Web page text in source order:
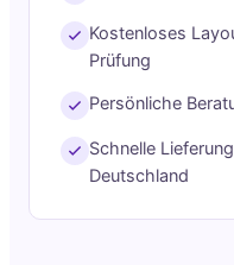
Kostenloses
Prüfung
Persönliche
Schnelle
Deutschland